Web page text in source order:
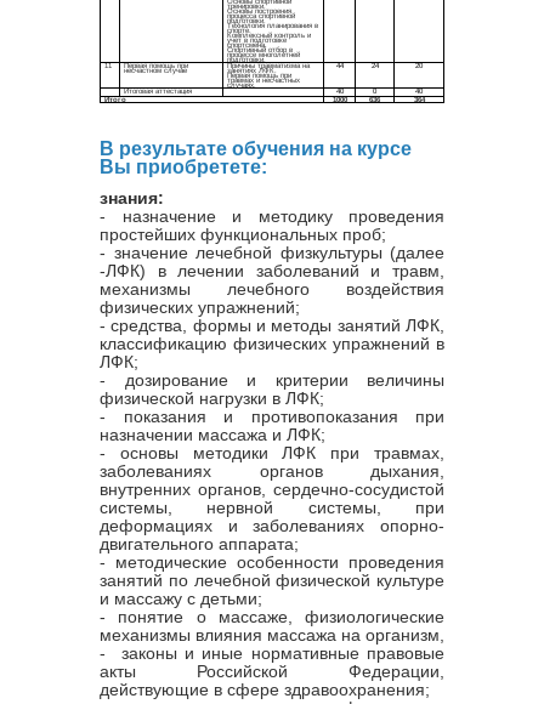
В результате обучения на курсе
Вы приобретете:
знания:
- назначение и методику проведения
простейших функциональных проб;
- значение лечебной физкультуры (далее
-ЛФК) в лечении заболеваний и травм,
механизмы лечебного воздействия
физических упражнений;
- средства, формы и методы занятий ЛФК,
классификацию физических упражнений в
ЛФК;
- дозирование и критерии величины
физической нагрузки в ЛФК;
- показания и противопоказания при
назначении массажа и ЛФК;
- основы методики ЛФК при травмах,
заболеваниях органов дыхания,
внутренних органов, сердечно-сосудистой
системы, нервной системы, при
деформациях и заболеваниях опорно-
двигательного аппарата;
- методические особенности проведения
занятий по лечебной физической культуре
и массажу с детьми;
- понятие о массаже, физиологические
механизмы влияния массажа на организм,
- законы и иные нормативные правовые
акты Российской Федерации,
действующие в сфере здравоохранения;